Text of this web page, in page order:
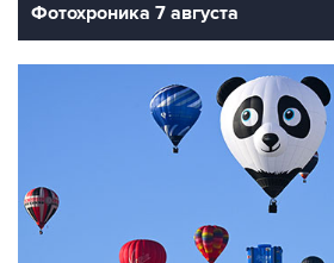
Фотохроника 7 августа